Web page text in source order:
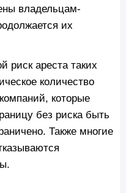
владельцам-
их
риск ареста таких
количество
которые
без риска быть
Также многие